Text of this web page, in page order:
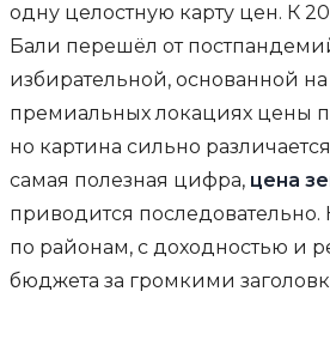
одну целостную карту цен. К
Бали перешёл от
избирательной, основанной
премиальных локациях цены
но картина сильно
самая полезная цифра, цена
приводится последовательно.
по районам, с доходностью и
бюджета за громкими